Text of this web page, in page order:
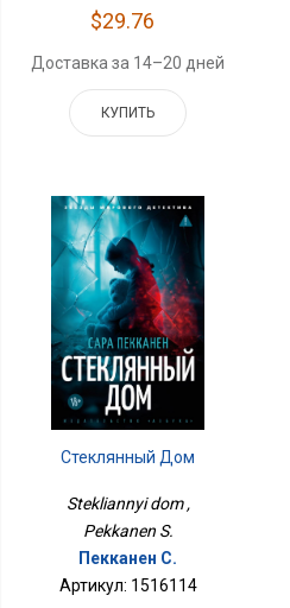
$29.76
Доставка за 14–20 дней
КУПИТЬ
Стеклянный Дом
Stekliannyi dom ,
Pekkanen S.
Пекканен С.
Артикул: 1516114